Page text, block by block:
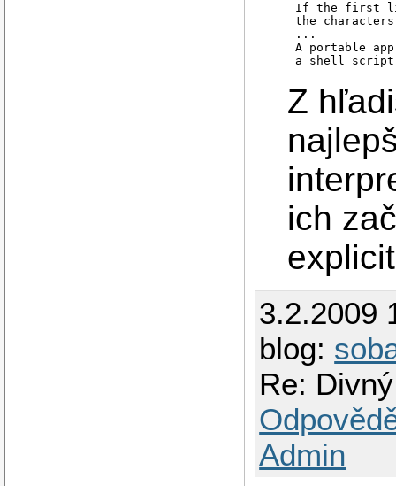
If the first
the
...
A portable
Z
ich
3.2.2009
blog:
Re:
Admin